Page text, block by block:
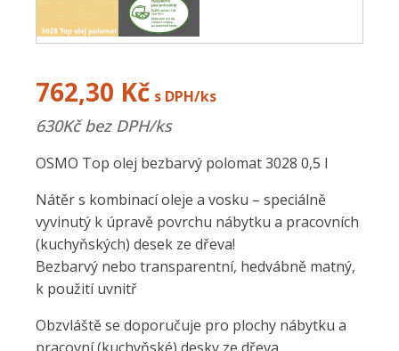
762,30 Kč s DPH/ks
630Kč bez DPH/ks
OSMO Top olej bezbarvý polomat 3028 0,5 l
Nátěr s kombinací oleje a vosku – speciálně
vyvinutý k úpravě povrchu nábytku a pracovních
(kuchyňských) desek ze dřeva!
Bezbarvý nebo transparentní, hedvábně matný,
k použití uvnitř
Obzvláště se doporučuje pro plochy nábytku a
pracovní (kuchyňské) desky ze dřeva